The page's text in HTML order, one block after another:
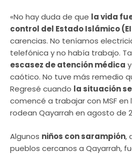
«No hay duda de que la vida
control del Estado Islámico
carencias. No teníamos
telefónica y no había trabajo.
escasez de atención médica
caótico. No tuve más remedio
Regresé cuando la situación
comencé a trabajar con MSF
rodean Qayarrah en agosto de
Algunos niños con sarampión,
pueblos cercanos a Qayarrah,